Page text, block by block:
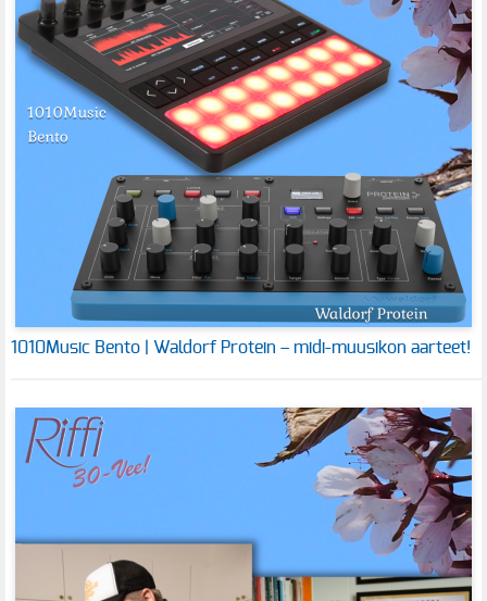
1010Music Bento | Waldorf Protein – midi-muusikon aarteet!